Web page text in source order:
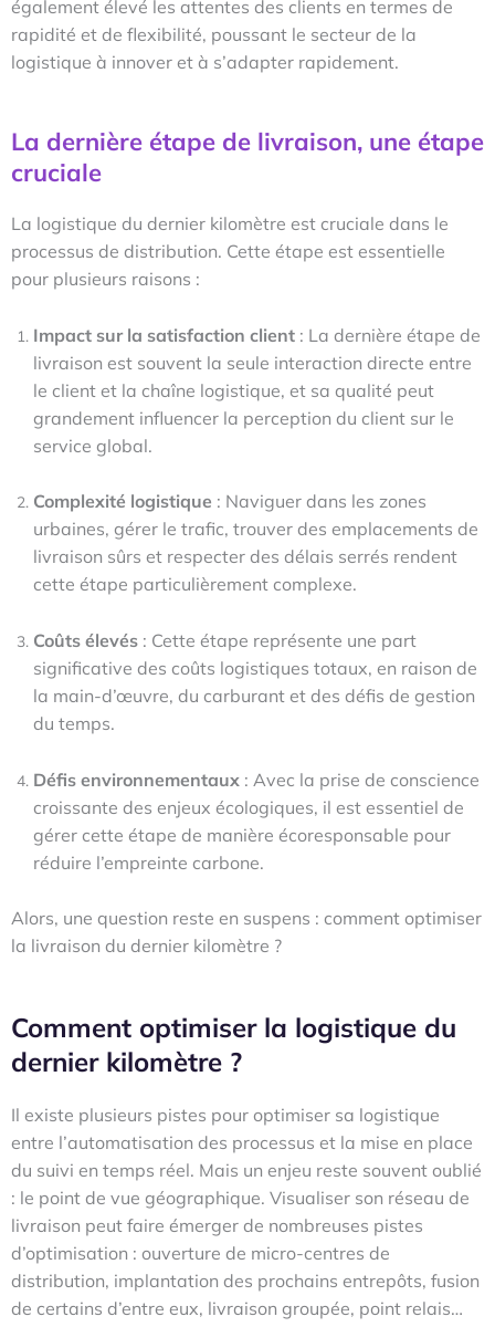
également élevé les attentes des clients en termes de
rapidité et de flexibilité, poussant le secteur de la
logistique à innover et à s’adapter rapidement.
La dernière étape de livraison, une étape
cruciale
La logistique du dernier kilomètre est cruciale dans le
processus de distribution. Cette étape est essentielle
pour plusieurs raisons :
Impact sur la satisfaction client : La dernière étape de
livraison est souvent la seule interaction directe entre
le client et la chaîne logistique, et sa qualité peut
grandement influencer la perception du client sur le
service global.
Complexité logistique : Naviguer dans les zones
urbaines, gérer le trafic, trouver des emplacements de
livraison sûrs et respecter des délais serrés rendent
cette étape particulièrement complexe.
Coûts élevés : Cette étape représente une part
significative des coûts logistiques totaux, en raison de
la main-d’œuvre, du carburant et des défis de gestion
du temps.
Défis environnementaux : Avec la prise de conscience
croissante des enjeux écologiques, il est essentiel de
gérer cette étape de manière écoresponsable pour
réduire l’empreinte carbone.
Alors, une question reste en suspens : comment optimiser
la livraison du dernier kilomètre ?
Comment optimiser la logistique du
dernier kilomètre ?
Il existe plusieurs pistes pour optimiser sa logistique
entre l’automatisation des processus et la mise en place
du suivi en temps réel. Mais un enjeu reste souvent oublié
: le point de vue géographique. Visualiser son réseau de
livraison peut faire émerger de nombreuses pistes
d’optimisation : ouverture de micro-centres de
distribution, implantation des prochains entrepôts, fusion
de certains d’entre eux, livraison groupée, point relais…